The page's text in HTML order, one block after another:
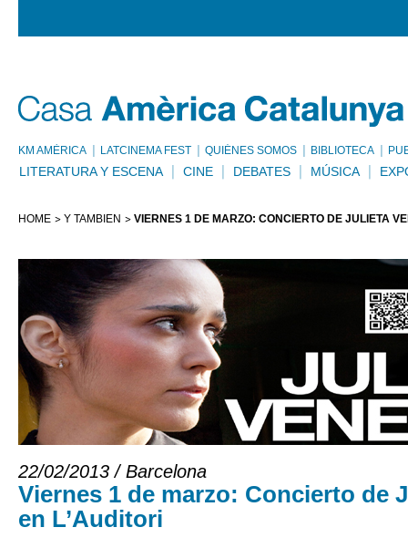
KM AMÈRICA LATCINEMA FEST QUIÉNES SOMOS BIBLIOTECA
LITERATURA Y ESCENA CINE DEBATES MÚSICA
HOME Y TAMBIÉN VIERNES 1 DE MARZO: CONCIERTO DE JULIETA
22/02/2013 / Barcelona
Viernes 1 de marzo: Concierto de
en L’Auditori